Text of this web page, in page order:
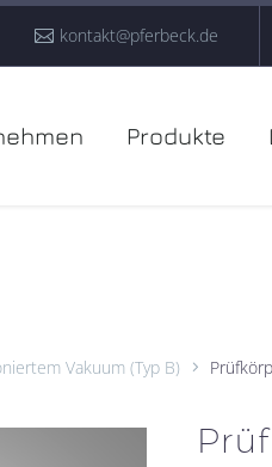
kontakt@pferbeck.de
Produkte
Vakuum (Typ B)